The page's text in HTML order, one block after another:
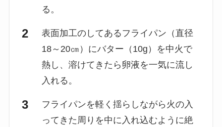
る。
表面加工のしてあるフライパン（直径
18～20㎝）にバター（10g）を中火で
熱し、溶けてきたら卵液を一気に流し
入れる。
フライパンを軽く揺らしながら火の入
ってきた周りを中に入れ込むように絶